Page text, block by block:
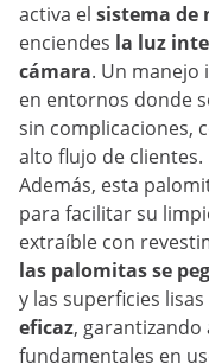
activa el sistema de
enciendes la luz
cámara. Un manejo
en entornos donde
sin complicaciones,
alto flujo de clientes.
Además, esta
para facilitar su
extraíble con
las palomitas se
y las superficies
eficaz, garantizando
fundamentales en